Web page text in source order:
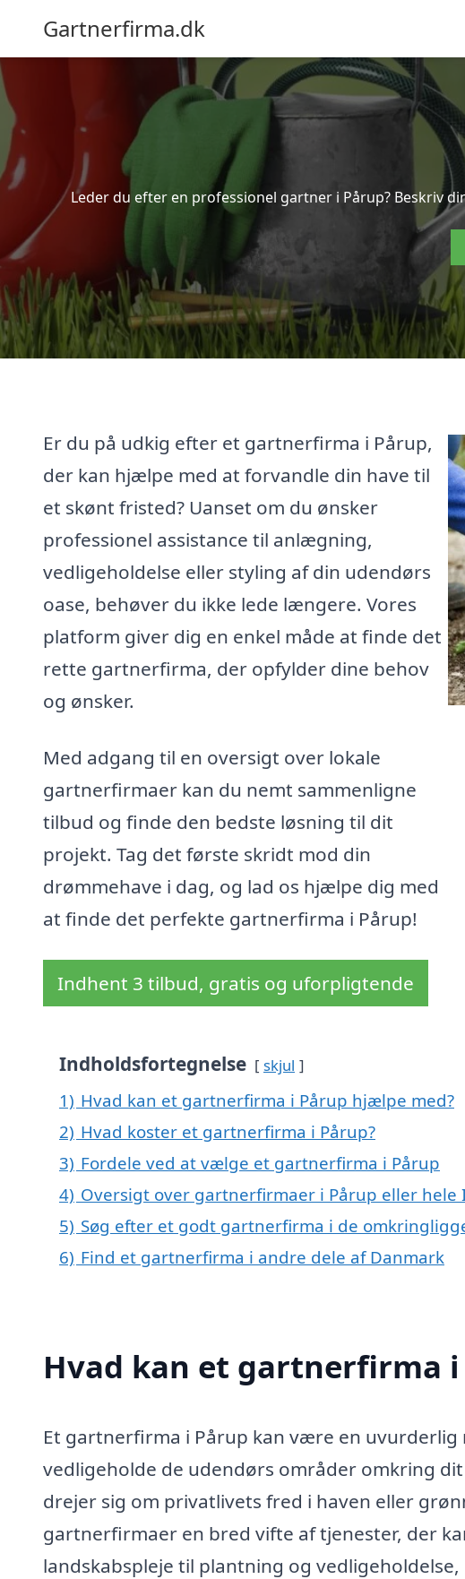
Gartnerfirma.dk
Leder du efter en professionel gartner i Pårup? Beskriv
Er du på udkig efter et gartnerfirma i Pårup,
der kan hjælpe med at forvandle din have til
et skønt fristed? Uanset om du ønsker
professionel assistance til anlægning,
vedligeholdelse eller styling af din udendørs
oase, behøver du ikke lede længere. Vores
platform giver dig en enkel måde at finde det
rette gartnerfirma, der opfylder dine behov
og ønsker.
Med adgang til en oversigt over lokale
gartnerfirmaer kan du nemt sammenligne
tilbud og finde den bedste løsning til dit
projekt. Tag det første skridt mod din
drømmehave i dag, og lad os hjælpe dig med
at finde det perfekte gartnerfirma i Pårup!
Indhent 3 tilbud, gratis og uforpligtende
Indholdsfortegnelse skjul
1) Hvad kan et gartnerfirma i Pårup hjælpe med?
2) Hvad koster et gartnerfirma i Pårup?
3) Fordele ved at vælge et gartnerfirma i Pårup
4) Oversigt over gartnerfirmaer i Pårup eller hele
5) Søg efter et godt gartnerfirma i de
6) Find et gartnerfirma i andre dele af Danmark
Hvad kan et gartnerfirma
Et gartnerfirma i Pårup kan være en
vedligeholde de udendørs områder omkring
drejer sig om privatlivets fred i haven eller
gartnerfirmaer en bred vifte af tjenester, der
landskabspleje til plantning og